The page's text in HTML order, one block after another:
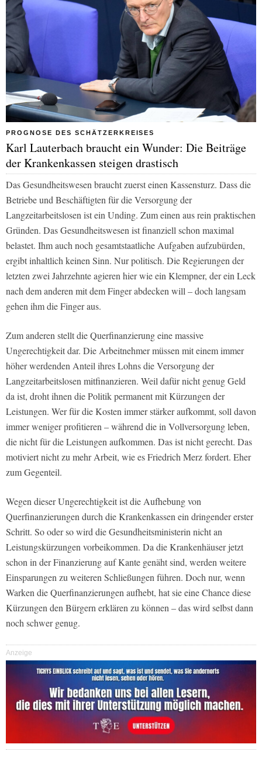
PROGNOSE DES SCHÄTZERKREISES
Karl Lauterbach braucht ein Wunder: Die Beiträge
der Krankenkassen steigen drastisch
Das Gesundheitswesen braucht zuerst einen Kassensturz. Dass die
Betriebe und Beschäftigten für die Versorgung der
Langzeitarbeitslosen ist ein Unding. Zum einen aus rein praktischen
Gründen. Das Gesundheitswesen ist finanziell schon maximal
belastet. Ihm auch noch gesamtstaatliche Aufgaben aufzubürden,
ergibt inhaltlich keinen Sinn. Nur politisch. Die Regierungen der
letzten zwei Jahrzehnte agieren hier wie ein Klempner, der ein Leck
nach dem anderen mit dem Finger abdecken will – doch langsam
gehen ihm die Finger aus.
Zum anderen stellt die Querfinanzierung eine massive
Ungerechtigkeit dar. Die Arbeitnehmer müssen mit einem immer
höher werdenden Anteil ihres Lohns die Versorgung der
Langzeitarbeitslosen mitfinanzieren. Weil dafür nicht genug Geld
da ist, droht ihnen die Politik permanent mit Kürzungen der
Leistungen. Wer für die Kosten immer stärker aufkommt, soll davon
immer weniger profitieren – während die in Vollversorgung leben,
die nicht für die Leistungen aufkommen. Das ist nicht gerecht. Das
motiviert nicht zu mehr Arbeit, wie es Friedrich Merz fordert. Eher
zum Gegenteil.
Wegen dieser Ungerechtigkeit ist die Aufhebung von
Querfinanzierungen durch die Krankenkassen ein dringender erster
Schritt. So oder so wird die Gesundheitsministerin nicht an
Leistungskürzungen vorbeikommen. Da die Krankenhäuser jetzt
schon in der Finanzierung auf Kante genäht sind, werden weitere
Einsparungen zu weiteren Schließungen führen. Doch nur, wenn
Warken die Querfinanzierungen aufhebt, hat sie eine Chance diese
Kürzungen den Bürgern erklären zu können – das wird selbst dann
noch schwer genug.
Anzeige